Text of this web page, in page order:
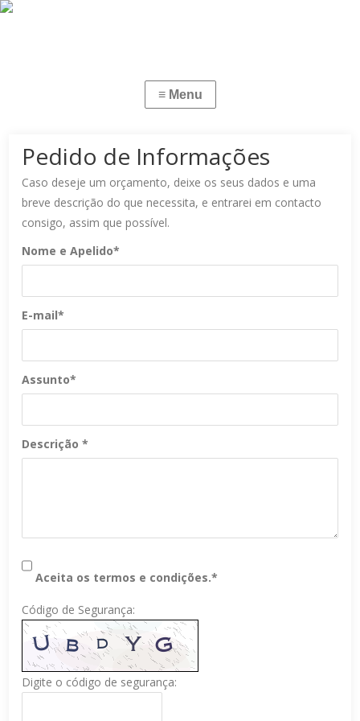
Pedido de Informações
Caso deseje um orçamento, deixe os seus dados e uma
breve descrição do que necessita, e entrarei em contacto
consigo, assim que possível.
Nome e Apelido*
E-mail*
Assunto*
Descrição *
Aceita os termos e condições.*
Código de Segurança:
Digite o código de segurança: